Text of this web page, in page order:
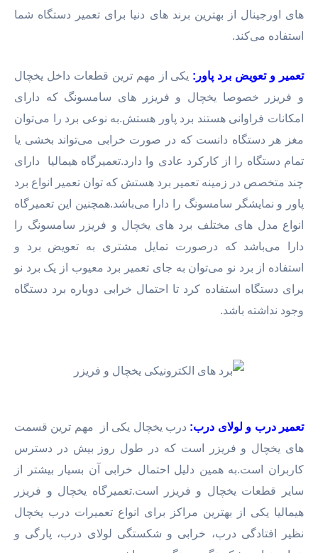
های اورجینال از بهترین برند های دنیا برای تعمیر دستگاه شما
استفاده می‌کند.
تعمیر و تعویض برد پاور: یکی از مهم ترین قطعات داخل یخچال
و فریزر خصوصا یخچال و فریزر های سامسونگ که دارای
امکانات فراوانی هستند برد پاور هستش.به نوعی برد را می‌توان
مغز هر دستگاه دانست که در صورت خرابی می‌تواند بخشی یا
تمام دستگاه را از کارکرد عادی وا دارد.تعمیرگاه هیمالیا دارای
چند متخصص در زمینه تعمیر برد هستش که توان تعمیر انواع برد
پاور و نمایشگر سامسونگ را دارا می‌باشد.همچنین این تعمیرگاه
انواع مدل های مختلف برد های یخچال و فریزر سامسونگ را
دارا می‌باشد که درصورت تمایل مشتری به تعویض برد و
استفاده از برد نو می‌توان به جای تعمیر برد معیوب از یک برد نو
برای دستگاه استفاده کرد تا احتمال خرابی دوباره برد دستگاه
وجود نداشته باشد.
تعمیر درب و لولای درب: درب یخچال یکی از مهم ترین قسمت
های یخچال و فریزر است که در طول روز بیش در دسترس
کاربران است.به همین دلیل احتمال خرابی آن بسیار بیشتر از
سایر قطعات یخچال و فریزر است.تعمیرگاه یخچال و فریزر
هیمالیا یکی از بهترین مراکز برای انواع تعمیرات درب یخچال
نظیر افتادگی درب، خرابی و شکستگی لولای درب، پارگی و